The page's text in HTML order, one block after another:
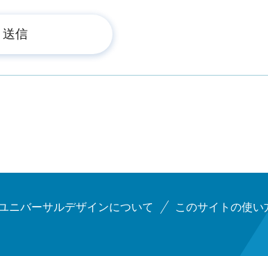
ニバーサルデザインについて このサイトの使い